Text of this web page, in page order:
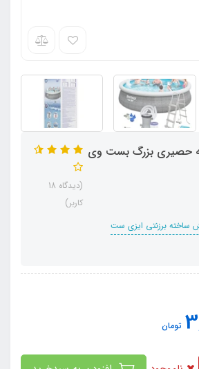
حصیری بزرگ بست وی
ساخته برزنتی ایزی ست
(دیدگاه 18
کاربر)
تومان